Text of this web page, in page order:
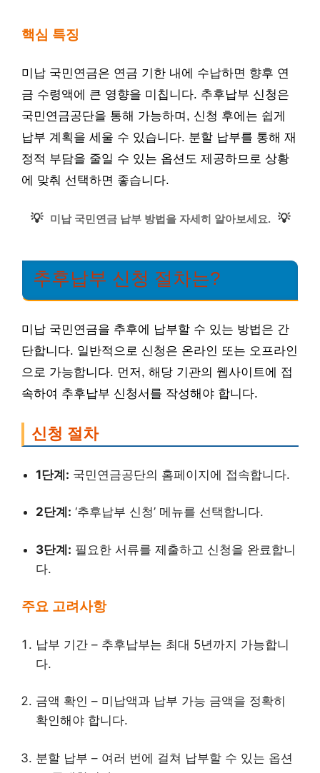
핵심 특징
미납 국민연금은 연금 기한 내에 수납하면 향후 연
금 수령액에 큰 영향을 미칩니다. 추후납부 신청은
국민연금공단을 통해 가능하며, 신청 후에는 쉽게
납부 계획을 세울 수 있습니다. 분할 납부를 통해 재
정적 부담을 줄일 수 있는 옵션도 제공하므로 상황
에 맞춰 선택하면 좋습니다.
💡 미납 국민연금 납부 방법을 자세히 알아보세요. 💡
추후납부 신청 절차는?
미납 국민연금을 추후에 납부할 수 있는 방법은 간
단합니다. 일반적으로 신청은 온라인 또는 오프라인
으로 가능합니다. 먼저, 해당 기관의 웹사이트에 접
속하여 추후납부 신청서를 작성해야 합니다.
신청 절차
1단계: 국민연금공단의 홈페이지에 접속합니다.
2단계: ‘추후납부 신청’ 메뉴를 선택합니다.
3단계: 필요한 서류를 제출하고 신청을 완료합니
다.
주요 고려사항
납부 기간 – 추후납부는 최대 5년까지 가능합니
다.
금액 확인 – 미납액과 납부 가능 금액을 정확히
확인해야 합니다.
분할 납부 – 여러 번에 걸쳐 납부할 수 있는 옵션